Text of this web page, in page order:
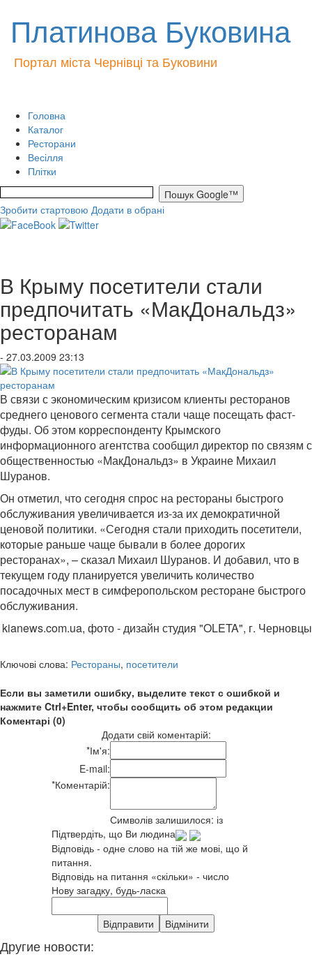
Платинова Буковина
Портал міста Чернівці та Буковини
Головна
Каталог
Ресторани
Весілля
Плітки
Зробити стартовою Додати в обрані
В Крыму посетители стали
предпочитать «МакДональдз»
ресторанам
- 27.03.2009 23:13
В связи с экономическим кризисом клиенты ресторанов
среднего ценового сегмента стали чаще посещать фаст-
фуды. Об этом корреспонденту Крымского
информационного агентства сообщил директор по связям с
общественностью «МакДональдз» в Украине Михаил
Шуранов.
Он отметил, что сегодня спрос на рестораны быстрого
обслуживания увеличивается из-за их демократичной
ценовой политики. «Сегодня стали приходить посетители,
которые раньше чаще бывали в более дорогих
ресторанах», – сказал Михаил Шуранов. И добавил, что в
текущем году планируется увеличить количество
посадочных мест в симферопольском ресторане быстрого
обслуживания.
kianews.com.ua, фото - дизайн студия "OLETA", г. Черновцы
Ключові слова: Рестораны, посетители
Если вы заметили ошибку, выделите текст с ошибкой и
нажмите Ctrl+Enter, чтобы сообщить об этом редакции
Коментарі (0)
Додати свій коментарій:
*Ім'я:
E-mail:
*Коментарій:
Символів залишилося: із
Підтвердіть, що Ви людина
Відповідь - одне слово на тій же мові, що й
питання.
Відповідь на питання «скільки» - число
Нову загадку, будь-ласка
Другие новости: